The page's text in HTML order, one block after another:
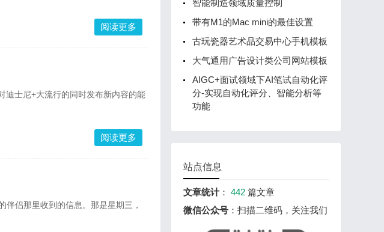
阅读更多
迪士尼+大流行的同时发布新内容的能
阅读更多
智能制造领域质量控制
带有M1的Mac mini的最佳设置
古玩瓷器艺术品交易中心手机模板
大气通用广告设计类公司网站模板
AIGC+面试领域下AI笔试自动化评
分-实现自动化评分、智能分析等
功能
站点信息
文章统计： 442 篇文章
微信公众号 ：扫描二维码，关注我们